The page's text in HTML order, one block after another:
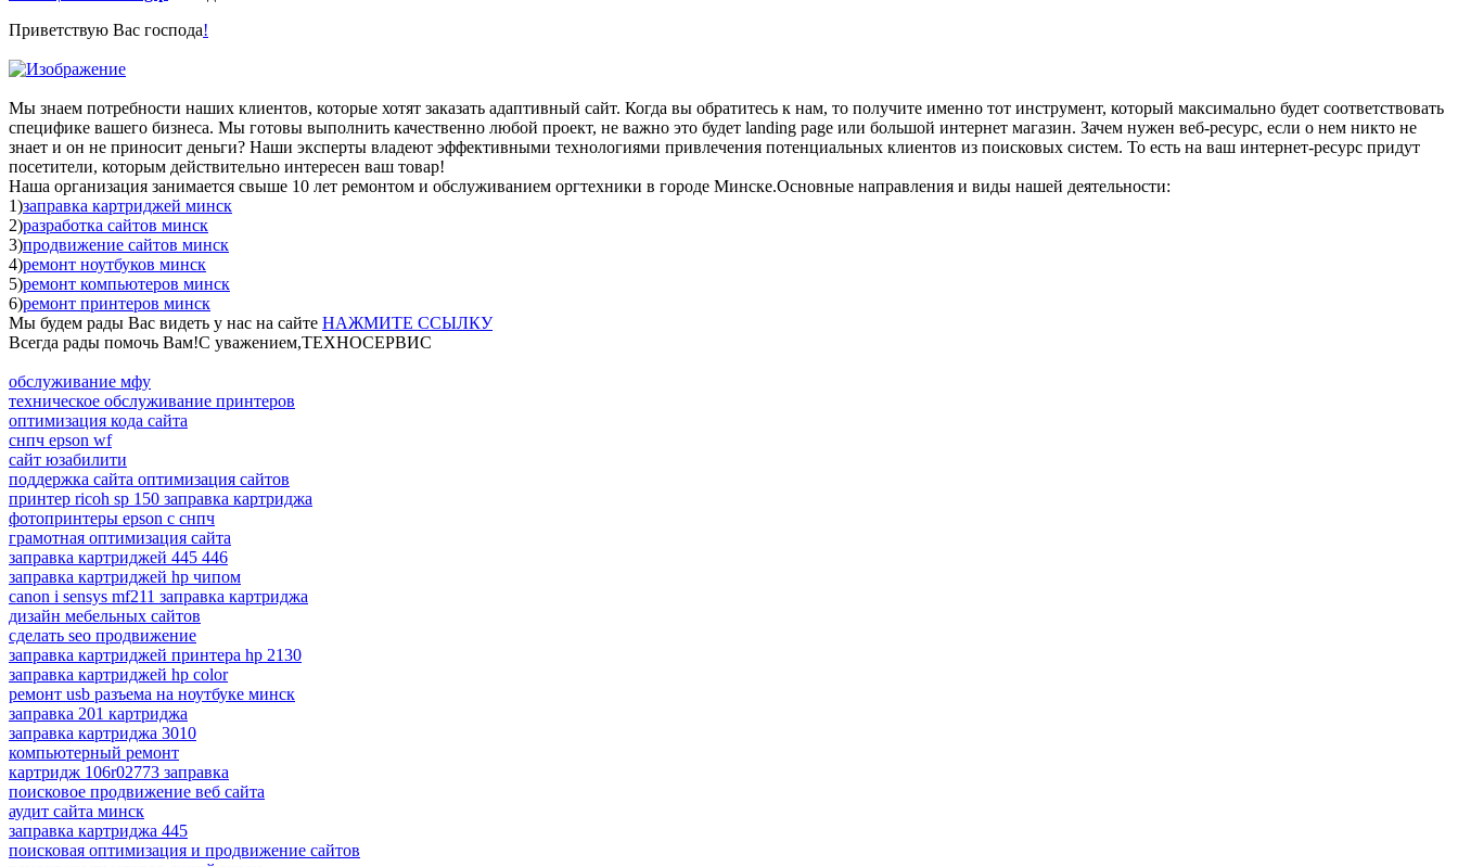
Приветствую Вас господа!
Мы знаем потребности наших клиентов, которые хотят заказать адаптивный сайт. Когда вы обратитесь к нам, то получите именно тот инструмент, который максимально будет соответствовать
специфике вашего бизнеса. Мы готовы выполнить качественно любой проект, не важно это будет landing page или большой интернет магазин. Зачем нужен веб-ресурс, если о нем никто не
знает и он не приносит деньги? Наши эксперты владеют эффективными технологиями привлечения потенциальных клиентов из поисковых систем. То есть на ваш интернет-ресурс придут
посетители, которым действительно интересен ваш товар!
Наша организация занимается свыше 10 лет ремонтом и обслуживанием оргтехники в городе Минске.Основные направления и виды нашей деятельности:
1)заправка картриджей минск
2)разработка сайтов минск
3)продвижение сайтов минск
4)ремонт ноутбуков минск
5)ремонт компьютеров минск
6)ремонт принтеров минск
Мы будем рады Вас видеть у нас на сайте НАЖМИТЕ ССЫЛКУ
Всегда рады помочь Вам!С уважением,ТЕХНОСЕРВИC
обслуживание мфу
техническое обслуживание принтеров
оптимизация кода сайта
снпч epson wf
сайт юзабилити
поддержка сайта оптимизация сайтов
принтер ricoh sp 150 заправка картриджа
фотопринтеры epson с снпч
грамотная оптимизация сайта
заправка картриджей 445 446
заправка картриджей hp чипом
canon i sensys mf211 заправка картриджа
дизайн мебельных сайтов
сделать seo продвижение
заправка картриджей принтера hp 2130
заправка картриджей hp color
ремонт usb разъема на ноутбуке минск
заправка 201 картриджа
заправка картриджа 3010
компьютерный ремонт
картридж 106r02773 заправка
поисковое продвижение веб сайта
аудит сайта минск
заправка картриджа 445
поисковая оптимизация и продвижение сайтов